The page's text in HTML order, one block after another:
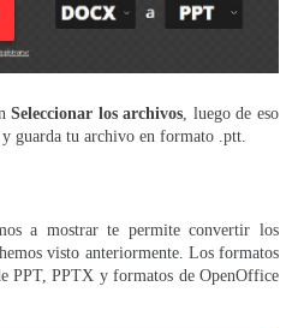
Seleccionar los archivos, luego de eso
y guarda tu archivo en formato .ptt.
a mostrar te permite convertir los
visto anteriormente. Los formatos
PPT, PPTX y formatos de OpenOffice